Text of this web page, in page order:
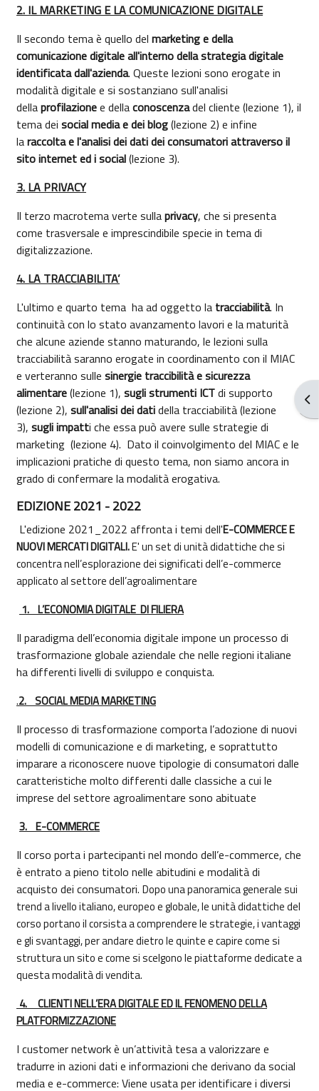
2. IL MARKETING E LA COMUNICAZIONE DIGITALE
Il secondo tema è quello del marketing e della
comunicazione digitale all'interno della strategia digitale
identificata dall'azienda. Queste lezioni sono erogate in
modalità digitale e si sostanziano sull'analisi
dellaprofilazionee dellaconoscenzadel cliente (lezione 1), il
tema dei social media e dei blog(lezione 2) e infine
laraccolta e l'analisi dei datidei consumatori attraverso il
sito internet ed i social(lezione 3).
3. LA PRIVACY
Il terzo macrotema verte sullaprivacy, che si presenta
come trasversale e imprescindibile specie in tema di
digitalizzazione.
4. LA TRACCIABILITA’
L'ultimo e quarto tema ha ad oggetto la tracciabilità. In
continuità con lo stato avanzamento lavori e la maturità
che alcune aziende stanno maturando, le lezioni sulla
tracciabilità saranno erogate in coordinamento con il MIAC
e verteranno sulle sinergie traccibilità e sicurezza
alimentare(lezione 1), sugli strumenti ICTdi supporto
(lezione 2), sull'analisi dei datidella tracciabilità (lezione
3), sugli impatti che essa può avere sulle strategie di
marketing (lezione 4). Dato il coinvolgimento del MIAC e le
implicazioni pratiche di questo tema, non siamo ancora in
grado di confermare la modalità erogativa.
EDIZIONE 2021 - 2022
L'edizione 2021_2022 affronta i temi dell'E-COMMERCE E
NUOVI MERCATI DIGITALI.E'un set di unità didattiche che si
concentra nell’esplorazione dei significati dell’e-commerce
applicato al settore dell’agroalimentare
1. L’ECONOMIA DIGITALE DI FILIERA
Il paradigma dell’economia digitale impone un processo di
trasformazione globale aziendale che nelle regioni italiane
ha differenti livelli di sviluppo e conquista.
.2. SOCIAL MEDIA MARKETING
Il processo di trasformazione comporta l’adozione di nuovi
modelli di comunicazione e di marketing, e soprattutto
imparare a riconoscere nuove tipologie di consumatori dalle
caratteristiche molto differenti dalle classiche a cui le
imprese del settore agroalimentare sono abituate
3. E-COMMERCE
Il corso porta i partecipanti nel mondo dell’e-commerce, che
è entrato a pieno titolo nelle abitudini e modalità di
acquisto dei consumatori. Dopo una panoramica generale sui
trend a livello italiano, europeo e globale, le unità didattiche del
corso portano il corsista a comprendere le strategie, i vantaggi
e gli svantaggi, per andare dietro le quinte e capire come si
struttura un sito e come si scelgono le piattaforme dedicate a
questa modalità di vendita.
4.
CLIENTI NELL’ERA DIGITALE ED IL FENOMENO DELLA
PLATFORMIZZAZIONE
I customer network è un’attività tesa a valorizzare e
tradurre in azioni dati e informazioni che derivano da social
media e e-commerce: Viene usata per identificare i diversi